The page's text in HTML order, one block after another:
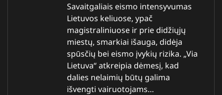
Savaitgaliais eismo intensyvumas
Lietuvos keliuose, ypač
magistraliniuose ir prie didžiųjų
miestų, smarkiai išauga, didėja
spūsčių bei eismo įvykių rizika. „Via
Lietuva“ atkreipia dėmesį, kad
dalies nelaimių būtų galima
išvengti vairuotojams…